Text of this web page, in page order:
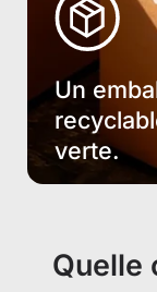
Un
verte.
Quelle